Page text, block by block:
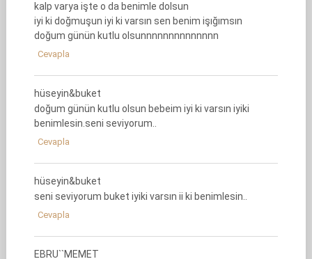
kalp varya işte o da benimle dolsun
iyi ki doğmuşun iyi ki varsın sen benim işığımsın
doğum günün kutlu olsunnnnnnnnnnnnnn
Cevapla
hüseyin&buket
doğum günün kutlu olsun bebeim iyi ki varsın iyiki
benimlesin.seni seviyorum..
Cevapla
hüseyin&buket
seni seviyorum buket iyiki varsın ii ki benimlesin..
Cevapla
EBRU``MEMET